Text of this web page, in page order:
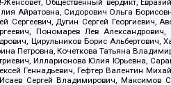
Общественный вердикт,
Сидорович Ольга
Дугин Сергей Георгиевич,
Пономарев Лев
Цирульников Борис
Петровна, Кочеткова Татьяна
Илларионова Юлия Юрьевна,
Геннадьевич, Гефтер Валентин
Сергей Владимирович, Максимов